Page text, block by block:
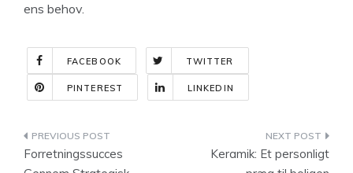
ens behov.
FACEBOOK TWITTER
PINTEREST LINKEDIN
Indlægsnavigation
Forretningssucces
Keramik: Et personligt